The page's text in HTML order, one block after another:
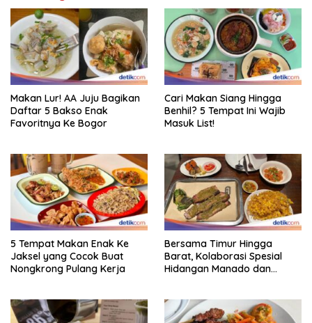
Makan Lur! AA Juju Bagikan
Daftar 5 Bakso Enak
Favoritnya Ke Bogor
Cari Makan Siang Hingga
Benhil? 5 Tempat Ini Wajib
Masuk List!
5 Tempat Makan Enak Ke
Jaksel yang Cocok Buat
Nongkrong Pulang Kerja
Bersama Timur Hingga
Barat, Kolaborasi Spesial
Hidangan Manado dan